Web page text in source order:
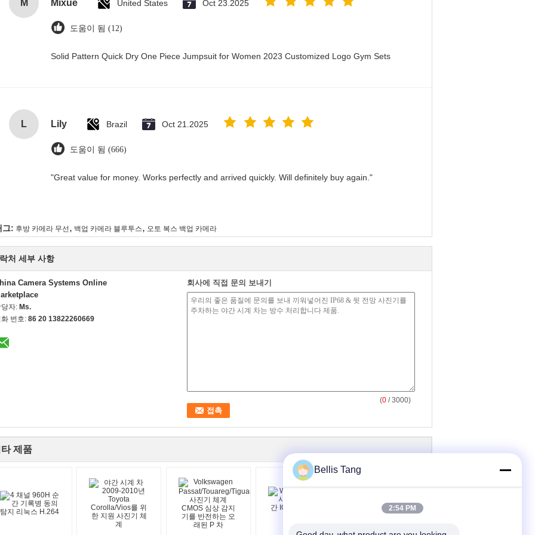
M Mixue United States Oct 23.2025
도움이 됨 (12)
Solid Pattern Quick Dry One Piece Jumpsuit for Women 2023 Customized Logo Gym Sets
L Lily Brazil Oct 21.2025
도움이 됨 (666)
"Great value for money. Works perfectly and arrived quickly. Will definitely buy again."
그: 후방 카메라 무선, 백업 카메라 블루투스, 오토 복스 백업 카메라
처 세부 사항
Camera Systems Online
자: Ms.
번호: 86 20 13822260669
회사에 직접 문의 보내기
(0 / 3000)
제품
Bellis Tang
2:54 PM